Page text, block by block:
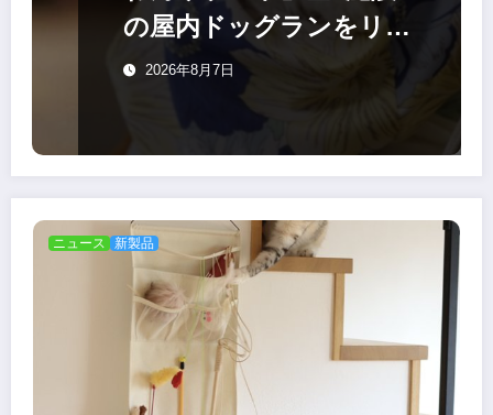
の屋内ドッグランをリニ
ューアル
2026年8月7日
ニュース 新製品